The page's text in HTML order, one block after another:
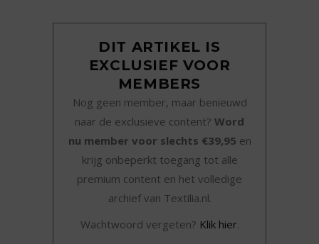
DIT ARTIKEL IS
EXCLUSIEF VOOR
MEMBERS
Nog geen member, maar benieuwd
naar de exclusieve content? Word
nu member voor slechts €39,95 en
krijg onbeperkt toegang tot alle
premium content en het volledige
archief van Textilia.nl.
Wachtwoord vergeten? Klik hier.